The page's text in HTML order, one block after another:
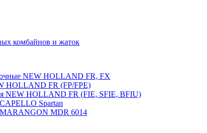
комбайнов и жаток
NEW HOLLAND FR, FX
HOLLAND FR (FP/FPE)
NEW HOLLAND FR (FIE, SFIE, BFIU)
Spartan
MARANGON MDR 6014